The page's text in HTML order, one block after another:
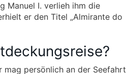
Manuel I. verlieh ihm die
er den Titel „Almirante do
mag persönlich an der Seefahrt